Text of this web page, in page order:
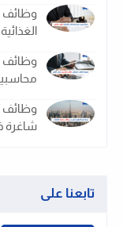
وظائف
وظائف
شاغرة
تابعنا على